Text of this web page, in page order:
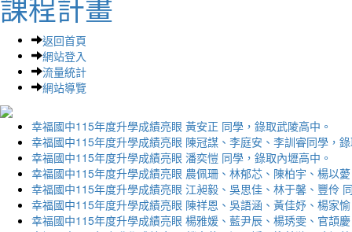
課程計畫
返回首頁
網站登入
流量統計
網站導覽
幸福國中115年度升學成績亮眼 黃安正 同學，錄取武陵高中。
幸福國中115年度升學成績亮眼 陳冠謀、李庭安、李訓睿同學，
幸福國中115年度升學成績亮眼 潘奕愷 同學，錄取內壢高中。
幸福國中115年度升學成績亮眼 農佩珊、林郁芯、陳柏宇、楊以
幸福國中115年度升學成績亮眼 江昶毅、吳思佳、林于馨、豐伶
幸福國中115年度升學成績亮眼 陳祥恩、吳語涵、黃佳妤、楊家
幸福國中115年度升學成績亮眼 楊雅媛、藍尹辰、楊琇雯、官頡